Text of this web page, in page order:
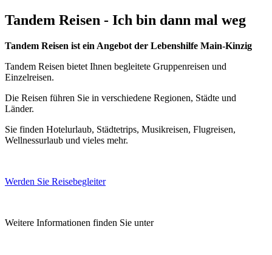
Tandem Reisen - Ich bin dann mal weg
Tandem Reisen ist ein Angebot der Lebenshilfe Main-Kinzig
Tandem Reisen bietet Ihnen begleitete Gruppenreisen und
Einzelreisen.
Die Reisen führen Sie in verschiedene Regionen, Städte und
Länder.
Sie finden Hotelurlaub, Städtetrips, Musikreisen, Flugreisen,
Wellnessurlaub und vieles mehr.
Werden Sie Reisebegleiter
Weitere Informationen finden Sie unter